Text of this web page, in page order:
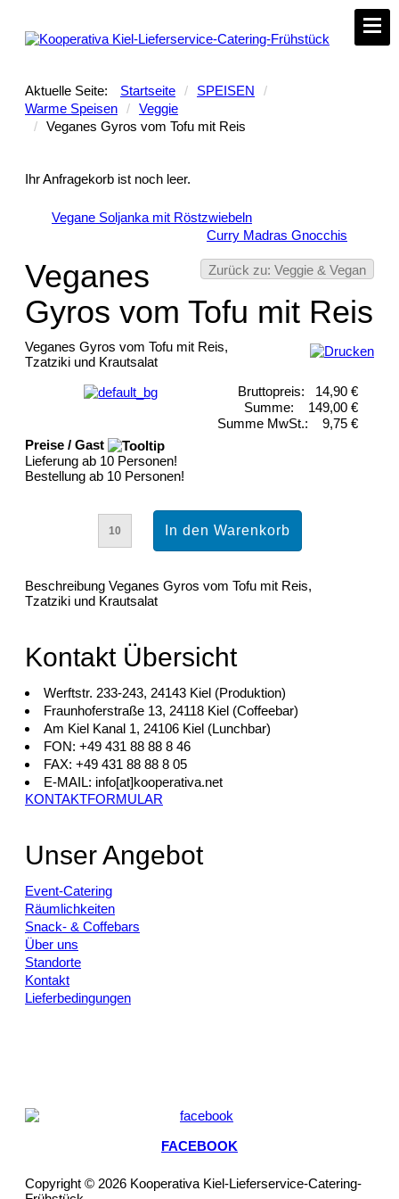
Aktuelle Seite: Startseite / SPEISEN
/
Warme Speisen / Veggie
/ Veganes Gyros vom Tofu mit Reis
Ihr Anfragekorb ist noch leer.
Vegane Soljanka mit Röstzwiebeln
Curry Madras Gnocchis
Zurück zu: Veggie & Vegan
Veganes
Gyros vom Tofu mit Reis
Veganes Gyros vom Tofu mit Reis,
Tzatziki und Krautsalat
Bruttopreis:
14,90 €
Summe:
149,00 €
Summe MwSt.:
9,75 €
Preise / Gast
Lieferung ab 10 Personen!
Bestellung ab 10 Personen!
Beschreibung Veganes Gyros vom Tofu mit Reis,
Tzatziki und Krautsalat
Kontakt Übersicht
Werftstr. 233-243, 24143 Kiel (Produktion)
Fraunhoferstraße 13, 24118 Kiel (Coffeebar)
Am Kiel Kanal 1, 24106 Kiel (Lunchbar)
FON: +49 431 88 88 8 46
FAX: +49 431 88 88 8 05
E-MAIL: info[at]kooperativa.net
KONTAKTFORMULAR
Unser Angebot
Event-Catering
Räumlichkeiten
Snack- & Coffebars
Über uns
Standorte
Kontakt
Lieferbedingungen
FACEBOOK
Copyright © 2026 Kooperativa Kiel-Lieferservice-Catering-